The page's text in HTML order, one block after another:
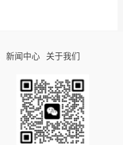
新闻中心 关于我们